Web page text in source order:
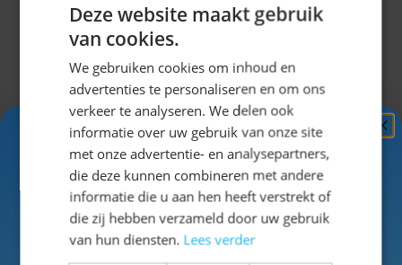
dameslederhosenaar een Oktoberfest, tiroler feest
of Carnaval dan is dit misschien iets voor jou! Deze
dameslederhose heeft aantrekkingskracht op alle
mannen! Decomplete Oktoberfestoutfitbestaat uit:
een Sexy dameslederhose met bretels, een
Oktoberfestshirtje en een tirolerhoedje.
Je kunt deze Oktoberfest-kleding-set zelf aanvullen
met onze
traditionele dameskousen
en gekke
Oktoberfest accessoires
Uitklappen
Deze website maakt gebruik
van cookies.
We gebruiken cookies om inhoud en
advertenties te personaliseren en om ons
verkeer te analyseren. We delen ook
informatie over uw gebruik van onze site
met onze advertentie- en analysepartners,
die deze kunnen combineren met andere
informatie die u aan hen heeft verstrekt of
die zij hebben verzameld door uw gebruik
van hun diensten. Lees verder
Ontvang5%
KORTING!
Schrijf je nuin voor de nieuwsbrief en ontvang toegang
tot exclusieve kortingen!